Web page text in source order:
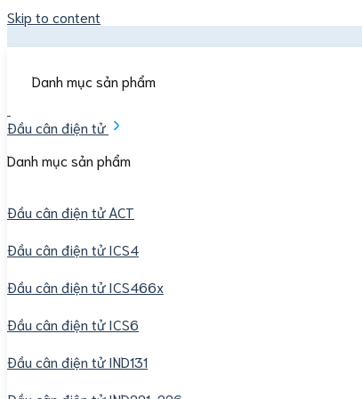
Skip to content
Danh mục sản phẩm
Đầu cân điện tử
Danh mục sản phẩm
Đầu cân điện tử ACT
Đầu cân điện tử ICS4
Đầu cân điện tử ICS466x
Đầu cân điện tử ICS6
Đầu cân điện tử IND131
→